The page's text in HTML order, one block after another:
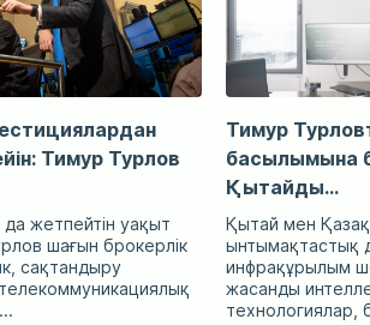
Тимур Турлов
жетпейтін уақыт
шағын брокерлік
сақтандыру
Тимур
басылымына
Қытайды...
Қытай мен
ынтымақтастық
инфрақұрылым
жасанды
технологиялар,